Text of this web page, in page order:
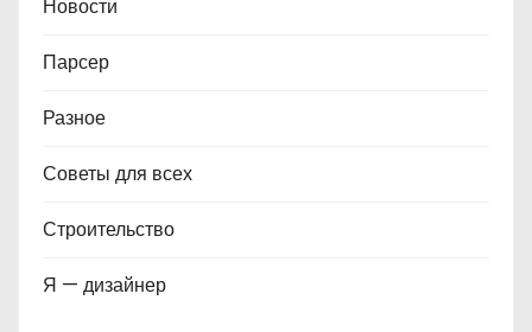
Новости
Парсер
Разное
Советы для всех
Строительство
Я — дизайнер